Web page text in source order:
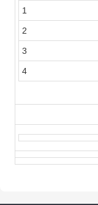
1
2
3
4